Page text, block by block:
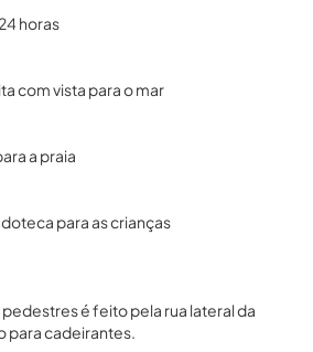
horas
com vista para o mar
a praia
para as crianças
é feito pela rua lateral da
para cadeirantes.